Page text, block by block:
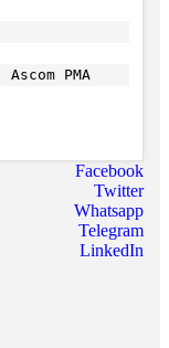
Ascom PMA
Facebook
Twitter
Whatsapp
Telegram
LinkedIn